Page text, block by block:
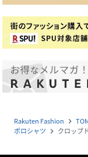
Rakuten Fashion navigate_next
ポロシャツ navigate_next クロップ